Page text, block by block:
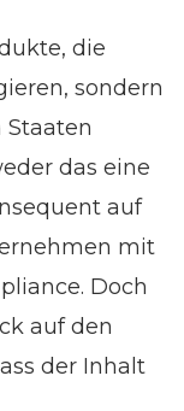
die
sondern
das eine
auf
mit
Doch
auf den
der Inhalt